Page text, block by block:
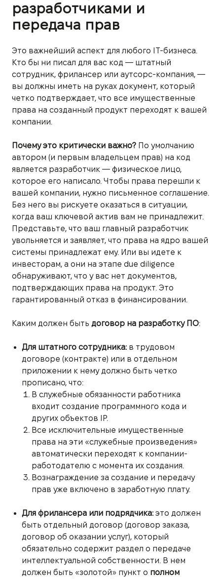
разработчиками и
передача прав
Это важнейший аспект для любого IT-бизнеса.
Кто бы ни писал для вас код — штатный
сотрудник, фрилансер или аутсорс-компания, —
вы должны иметь на руках документ, который
четко подтверждает, что все имущественные
права на созданный продукт переходят к вашей
компании.
Почему это критически важно? По умолчанию
автором (и первым владельцем прав) на код
является разработчик — физическое лицо,
которое его написало. Чтобы права перешли к
вашей компании, нужно письменное соглашение.
Без него вы рискуете оказаться в ситуации,
когда ваш ключевой актив вам не принадлежит.
Представьте, что ваш главный разработчик
увольняется и заявляет, что права на ядро вашей
системы принадлежат ему. Или вы идете к
инвесторам, а они на этапе due diligence
обнаруживают, что у вас нет документов,
подтверждающих права на продукт. Это
гарантированный отказ в финансировании.
Каким должен быть договор на разработку ПО:
Для штатного сотрудника:в трудовом
договоре (контракте) или в отдельном
приложении к нему должно быть четко
прописано, что:
В служебные обязанности работника
входит создание программного кода и
других объектов IP.
Все исключительные имущественные
права на эти «служебные произведения»
автоматически переходят к компании-
работодателю с момента их создания.
Вознаграждение за создание и передачу
прав уже включено в заработную плату.
Для фрилансера или подрядчика:это должен
быть отдельный договор (договор заказа,
договор об оказании услуг), который
обязательно содержит раздел о передаче
интеллектуальной собственности. В нем
должен быть «золотой» пункт о полном